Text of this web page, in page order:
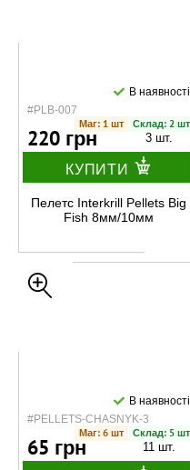
#PLB-007
В наявності
Маг: 1 шт Склад: 2 шт
220 грн 3 шт.
КУПИТИ
Пелетс Interkrill Pellets Big
Fish 8мм/10мм
#PELLETS-CHASNYK-3
В наявності
Маг: 6 шт Склад: 5 шт
65 грн 11 шт.